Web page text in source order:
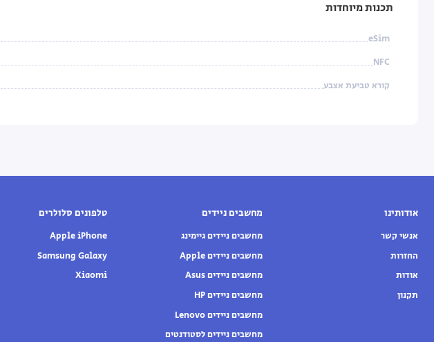
תכנות מיוחדות
eSim
NFC
קורא טביעת אצבע
אודותינו
אנשי קשר
החזרות
אודות
תקנון
מחשבים ניידים
מחשבים ניידים גיימינג
מחשבים ניידים Apple
מחשבים ניידים Asus
מחשבים ניידים HP
מחשבים ניידים Lenovo
מחשבים ניידים לסטודנטים
טלפונים סלולרים
Apple iPhone
Samsung Galaxy
Xiaomi